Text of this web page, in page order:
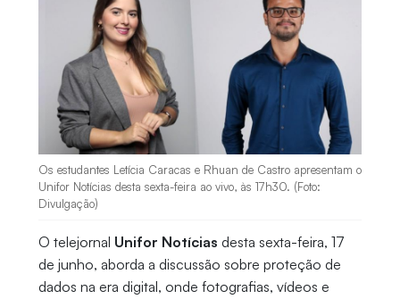
Os estudantes Letícia Caracas e Rhuan de Castro apresentam o
Unifor Notícias desta sexta-feira ao vivo, às 17h30. (Foto:
Divulgação)
O telejornal Unifor Notícias desta sexta-feira, 17
de junho, aborda a discussão sobre proteção de
dados na era digital, onde fotografias, vídeos e